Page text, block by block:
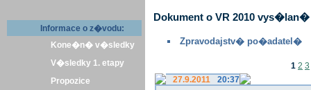
Informace o z�vodu:
Kone�n� v�sledky
V�sledky 1. etapy
Propozice
Dokument o VR 2010
Zpravodajstv� po�adatel�
1 2 3
27.9.2011
20:37